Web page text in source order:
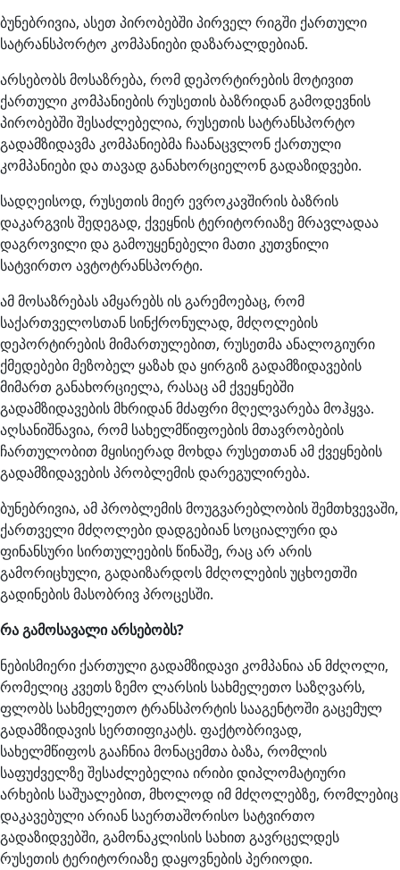
ბუნებრივია, ასეთ პირობებში პირველ რიგში ქართული
სატრანსპორტო კომპანიები დაზარალდებიან.
არსებობს მოსაზრება, რომ დეპორტირების მოტივით
ქართული კომპანიების რუსეთის ბაზრიდან გამოდევნის
პირობებში შესაძლებელია, რუსეთის სატრანსპორტო
გადამზიდავმა კომპანიებმა ჩაანაცვლონ ქართული
კომპანიები და თავად განახორციელონ გადაზიდვები.
სადღეისოდ, რუსეთის მიერ ევროკავშირის ბაზრის
დაკარგვის შედეგად, ქვეყნის ტერიტორიაზე მრავლადაა
დაგროვილი და გამოუყენებელი მათი კუთვნილი
სატვირთო ავტოტრანსპორტი.
ამ მოსაზრებას ამყარებს ის გარემოებაც, რომ
საქართველოსთან სინქრონულად, მძღოლების
დეპორტირების მიმართულებით, რუსეთმა ანალოგიური
ქმედებები მეზობელ ყაზახ და ყირგიზ გადამზიდავების
მიმართ განახორციელა, რასაც ამ ქვეყნებში
გადამზიდავების მხრიდან მძაფრი მღელვარება მოჰყვა.
აღსანიშნავია, რომ სახელმწიფოების მთავრობების
ჩართულობით მყისიერად მოხდა რუსეთთან ამ ქვეყნების
გადამზიდავების პრობლემის დარეგულირება.
ბუნებრივია, ამ პრობლემის მოუგვარებლობის შემთხვევაში,
ქართველი მძღოლები დადგებიან სოციალური და
ფინანსური სირთულეების წინაშე, რაც არ არის
გამორიცხული, გადაიზარდოს მძღოლების უცხოეთში
გადინების მასობრივ პროცესში.
რა გამოსავალი არსებობს?
ნებისმიერი ქართული გადამზიდავი კომპანია ან მძღოლი,
რომელიც კვეთს ზემო ლარსის სახმელეთო საზღვარს,
ფლობს სახმელეთო ტრანსპორტის სააგენტოში გაცემულ
გადამზიდავის სერთიფიკატს. ფაქტობრივად,
სახელმწიფოს გააჩნია მონაცემთა ბაზა, რომლის
საფუძველზე შესაძლებელია ირიბი დიპლომატიური
არხების საშუალებით, მხოლოდ იმ მძღოლებზე, რომლებიც
დაკავებული არიან საერთაშორისო სატვირთო
გადაზიდვებში, გამონაკლისის სახით გავრცელდეს
რუსეთის ტერიტორიაზე დაყოვნების პერიოდი.